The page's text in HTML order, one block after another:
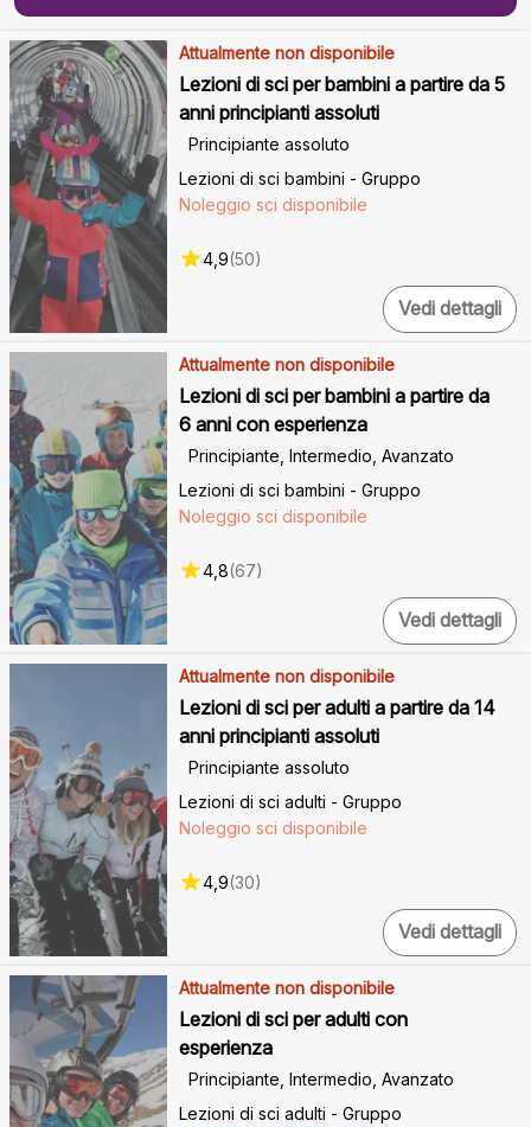
Attualmente non disponibile
Lezioni di sci per bambini a partire da 5
anni principianti assoluti
Lezioni di sci bambini - Gruppo
Principiante assoluto
Noleggio sci disponibile
4,9(50)
Vedi dettagli
Attualmente non disponibile
Lezioni di sci per bambini a partire da
6 anni con esperienza
Lezioni di sci bambini - Gruppo
Principiante, Intermedio, Avanzato
Noleggio sci disponibile
4,8(67)
Vedi dettagli
Attualmente non disponibile
Lezioni di sci per adulti a partire da 14
anni principianti assoluti
Lezioni di sci adulti - Gruppo
Principiante assoluto
Noleggio sci disponibile
4,9(30)
Vedi dettagli
Attualmente non disponibile
Lezioni di sci per adulti con
esperienza
Lezioni di sci adulti - Gruppo
Principiante, Intermedio, Avanzato